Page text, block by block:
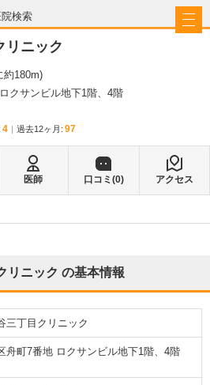
検索
リニック
約180m)
クサンビル地下1階、4階
4 過去12ヶ月: 97
医師 口コミ(0) アクセス
リニック の基本情報
三丁目クリニック
舟町7番地 ロクサンビル地下1階、4階